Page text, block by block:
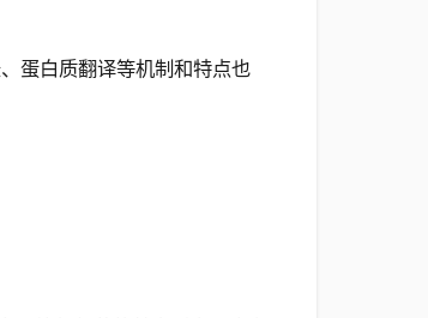
蛋白质翻译等机制和特点也